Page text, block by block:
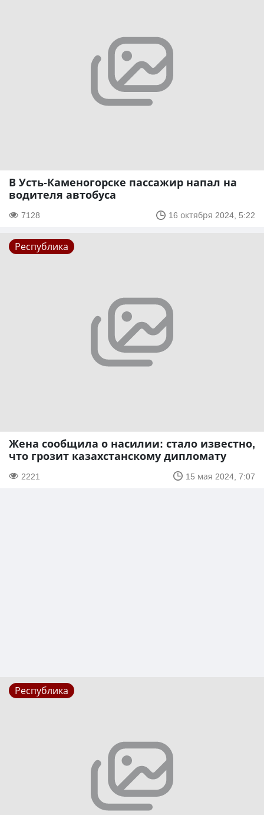
В Усть-Каменогорске пассажир напал на
водителя автобуса
7128 16 октября 2024, 5:22
Республика
Жена сообщила о насилии: стало известно,
что грозит казахстанскому дипломату
2221 15 мая 2024, 7:07
Республика